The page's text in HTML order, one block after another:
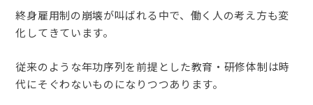
終身雇用制の崩壊が叫ばれる中で、働く人の考え方も変
化してきています。
従来のような年功序列を前提とした教育・研修体制は時
代にそぐわないものになりつつあります。